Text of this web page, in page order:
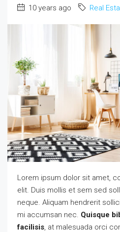
10 years ago Real
Lorem ipsum dolor sit amet,
elit. Duis mollis et sem sed
neque. Aliquam hendrerit
mi accumsan nec. Quisque
facilisis, at malesuada orci